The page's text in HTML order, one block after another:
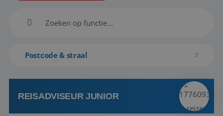
Postcode & straal
REISADVISEUR JUNIOR